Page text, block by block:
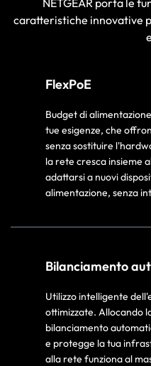
caratteristiche innovative
FlexPoE
Budget di
tue esigenze, che
senza sostituire
la rete cresca insieme
adattarsi a nuovi
alimentazione, senza
Bilanciamento
Utilizzo intelligente
ottimizzate. Allocando
bilanciamento
e protegge la tua
alla rete funziona al